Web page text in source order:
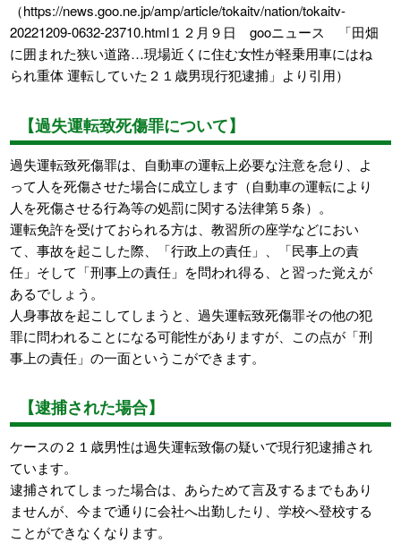
（https://news.goo.ne.jp/amp/article/tokaitv/nation/tokaitv-
20221209-0632-23710.html１２月９日 gooニュース 「田畑
に囲まれた狭い道路…現場近くに住む女性が軽乗用車にはね
られ重体 運転していた２１歳男現行犯逮捕」より引用）
【過失運転致死傷罪について】
過失運転致死傷罪は、自動車の運転上必要な注意を怠り、よ
って人を死傷させた場合に成立します（自動車の運転により
人を死傷させる行為等の処罰に関する法律第５条）。
運転免許を受けておられる方は、教習所の座学などにおい
て、事故を起こした際、「行政上の責任」、「民事上の責
任」そして「刑事上の責任」を問われ得る、と習った覚えが
あるでしょう。
人身事故を起こしてしまうと、過失運転致死傷罪その他の犯
罪に問われることになる可能性がありますが、この点が「刑
事上の責任」の一面というこができます。
【逮捕された場合】
ケースの２１歳男性は過失運転致傷の疑いで現行犯逮捕され
ています。
逮捕されてしまった場合は、あらためて言及するまでもあり
ませんが、今まで通りに会社へ出勤したり、学校へ登校する
ことができなくなります。